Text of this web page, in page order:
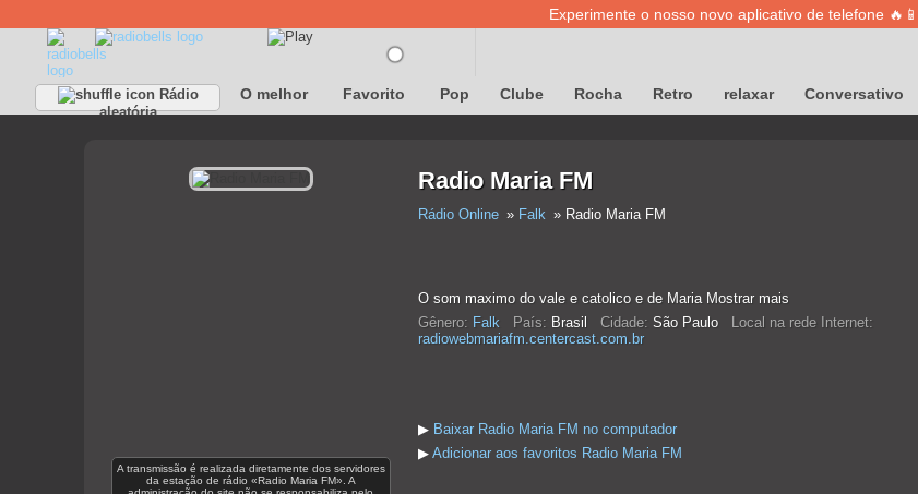
Experimente o nosso novo aplicativo de telefone 🔥📱
Rádio
aleatória
O melhor Favorito Pop Clube Rocha Retro relaxar Conversativo
A transmissão é realizada diretamente dos servidores
da estação de rádio «Radio Maria FM». A
Radio Maria FM
Rádio Online Falk Radio Maria FM
O som maximo do vale e catolico e de Maria Mostrar mais
Gênero: Falk País: Brasil Cidade: São Paulo
Local na rede Internet:
radiowebmariafm.centercast.com.br
▶ Baixar Radio Maria FM no computador
▶ Adicionar aos favoritos Radio Maria FM